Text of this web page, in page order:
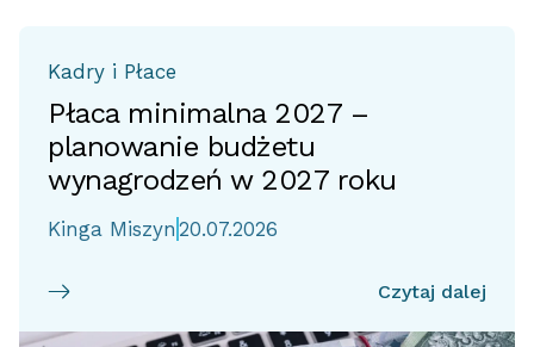
Kadry i Płace
Płaca minimalna 2027 –
planowanie budżetu
wynagrodzeń w 2027 roku
Kinga Miszyn 20.07.2026
Czytaj dalej